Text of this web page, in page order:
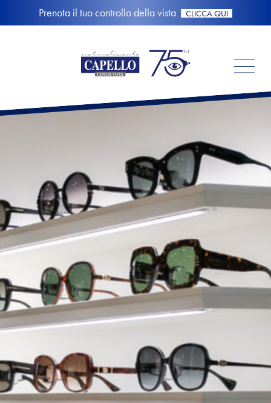
Prenota il tuo controllo della vista CLICCA QUI